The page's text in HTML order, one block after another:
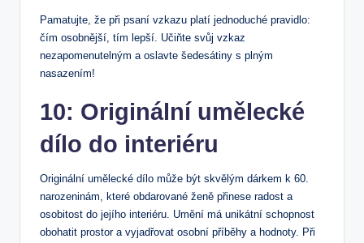
Pamatujte, že při psaní vzkazu platí jednoduché pravidlo:
čím osobnější, tím lepší. Učiňte svůj vzkaz
nezapomenutelným a oslavte šedesátiny s plným
nasazením!
10: Originální umělecké
dílo do interiéru
Originální umělecké dílo může být skvělým dárkem k 60.
narozeninám, které obdarované ženě přinese radost a
osobitost do jejího interiéru. Umění má unikátní schopnost
obohatit prostor a vyjadřovat osobní příběhy a hodnoty. Při